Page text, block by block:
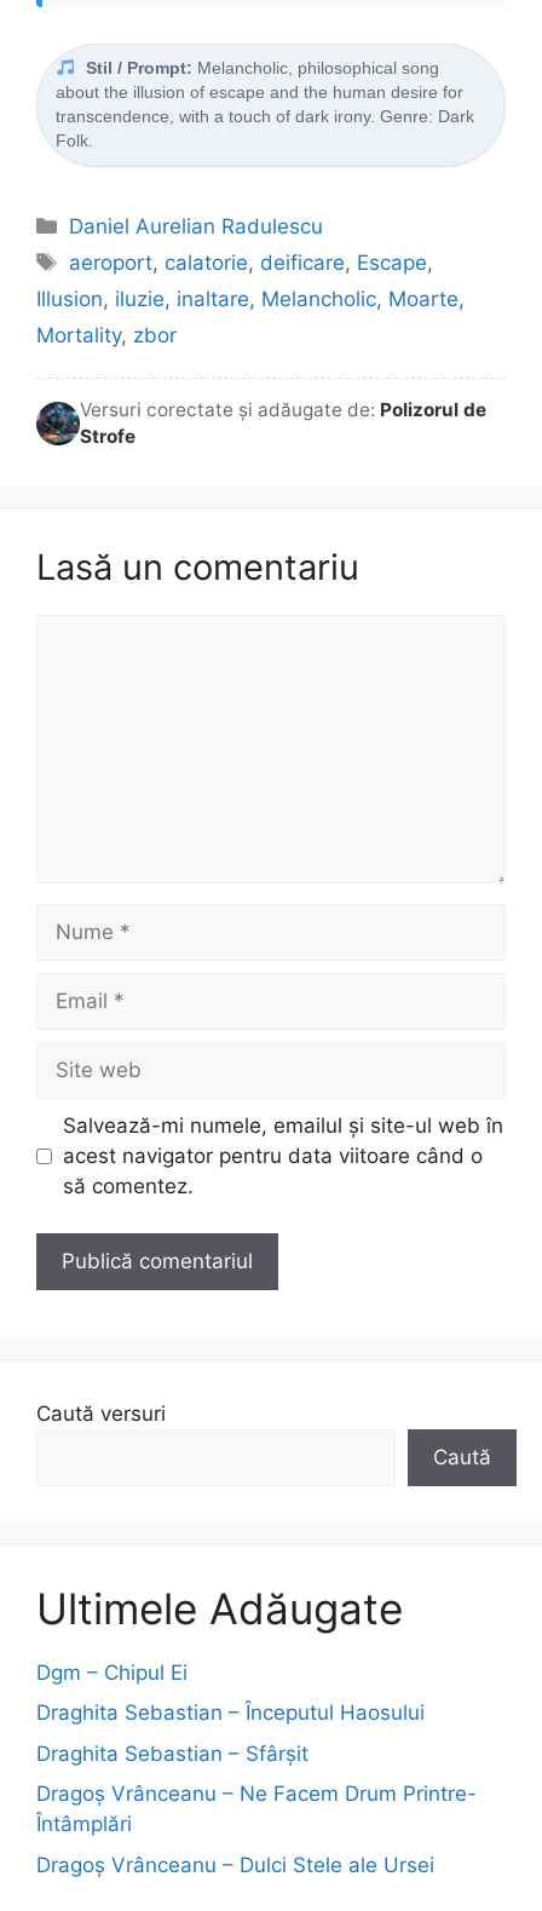
Stil / Prompt: Melancholic, philosophical song
about the illusion of escape and the human desire for
transcendence, with a touch of dark irony. Genre: Dark
Folk.
Categorii
Daniel Aurelian Radulescu
Etichete
aeroport, calatorie, deificare, Escape,
Illusion, iluzie, inaltare, Melancholic, Moarte,
Mortality, zbor
Versuri corectate și adăugate de: Polizorul de
Strofe
Lasă un comentariu
Nume
Email
Site
web
Salvează-mi numele, emailul și site-ul web în
acest navigator pentru data viitoare când o
să comentez.
Caută versuri
Caută
Ultimele Adăugate
Dgm – Chipul Ei
Draghita Sebastian – Începutul Haosului
Draghita Sebastian – Sfârșit
Dragoş Vrânceanu – Ne Facem Drum Printre-
Întâmplări
Dragoş Vrânceanu – Dulci Stele ale Ursei